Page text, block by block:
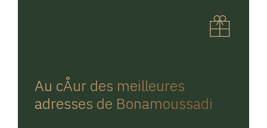
Au cÅur des meilleures
adresses de Bonamoussadi